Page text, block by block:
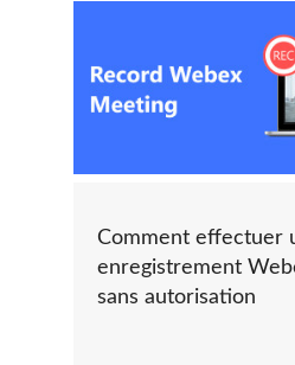
Comment effectuer
enregistrement
sans autorisation